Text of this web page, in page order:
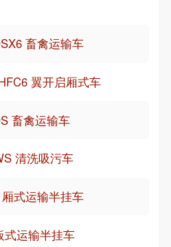
畜禽运输车
翼开启厢式车
畜禽运输车
清洗吸污车
式运输半挂车
式运输半挂车